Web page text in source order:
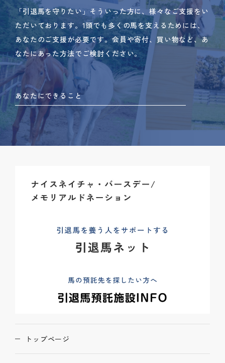
「引退馬を守りたい」そういった方に、様々なご支援をい
ただいております。 1頭でも多くの馬を支えるためには、
あなたのご支援が必要です。 会員や寄付、買い物など、あ
なたにあった方法でご検討ください。
あなたにできること
トップページ